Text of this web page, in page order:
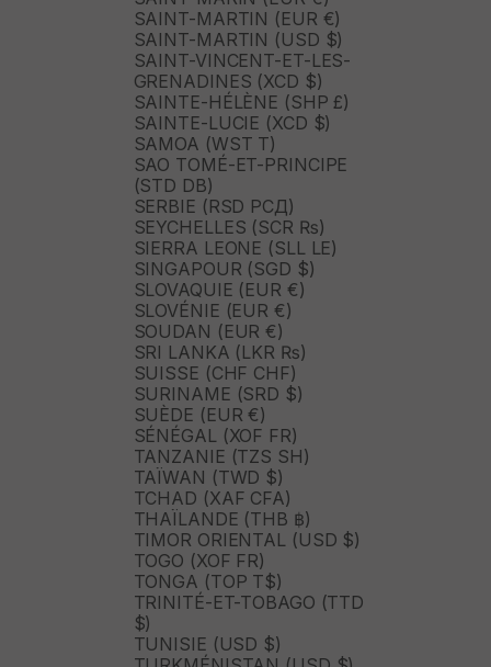
SAINT-MARTIN (EUR €)
SAINT-MARTIN (USD $)
SAINT-VINCENT-ET-LES-
GRENADINES (XCD $)
SAINTE-HÉLÈNE (SHP £)
SAINTE-LUCIE (XCD $)
SAMOA (WST T)
SAO TOMÉ-ET-PRINCIPE
(STD DB)
SERBIE (RSD РСД)
SEYCHELLES (SCR ₨)
SIERRA LEONE (SLL LE)
SINGAPOUR (SGD $)
SLOVAQUIE (EUR €)
SLOVÉNIE (EUR €)
SOUDAN (EUR €)
SRI LANKA (LKR ₨)
SUISSE (CHF CHF)
SURINAME (SRD $)
SUÈDE (EUR €)
SÉNÉGAL (XOF FR)
TANZANIE (TZS SH)
TAÏWAN (TWD $)
TCHAD (XAF CFA)
THAÏLANDE (THB ฿)
TIMOR ORIENTAL (USD $)
TOGO (XOF FR)
TONGA (TOP T$)
TRINITÉ-ET-TOBAGO (TTD
$)
TUNISIE (USD $)